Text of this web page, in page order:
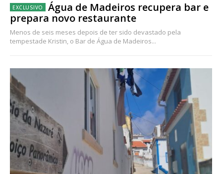
Água de Madeiros recupera bar e
prepara novo restaurante
Menos de seis meses depois de ter sido devastado pela
tempestade Kristin, o Bar de Água de Madeiros...